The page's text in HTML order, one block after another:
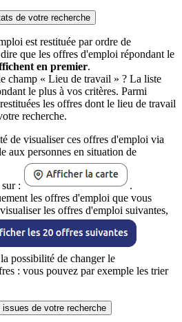
de votre recherche
est restituée par ordre de
que les offres d'emploi répondant le
en premier.
champ « Lieu de travail » ? La liste
le plus à vos critères. Parmi
les offres dont le lieu de travail
recherche.
de visualiser ces offres d'emploi via
aux personnes en situation de
:
.
les offres d'emploi que vous
les offres d'emploi suivantes,
possibilité de changer le
: vous pouvez par exemple les trier
de votre recherche